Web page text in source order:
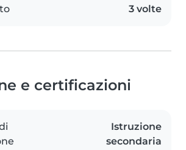
3 volte
e certificazioni
Istruzione
secondaria